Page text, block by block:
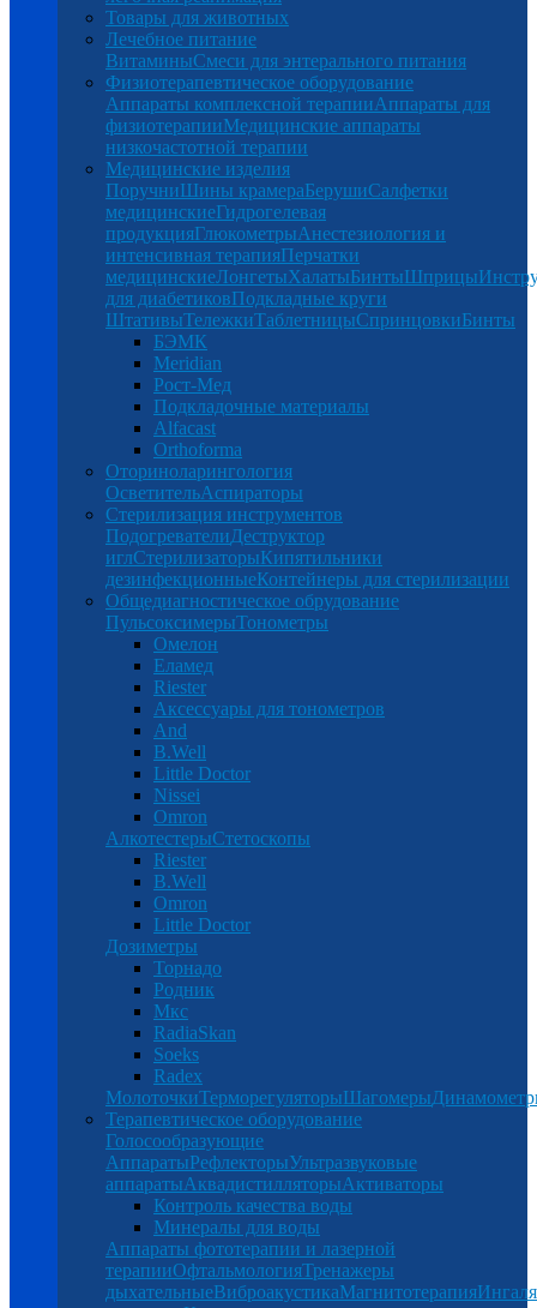
Товары для животных
Лечебное питание
ВитаминыСмеси для энтерального питания
Физиотерапевтическое оборудование
Аппараты комплексной терапииАппараты для
физиотерапииМедицинские аппараты
низкочастотной терапии
Медицинские изделия
ПоручниШины крамераБерушиСалфетки
медицинскиеГидрогелевая
продукцияГлюкометрыАнестезиология и
интенсивная терапияПерчатки
медицинскиеЛонгетыХалатыБинтыШприцы
для диабетиковПодкладные круги
ШтативыТележкиТаблетницыСпринцовкиБинты
БЭМК
Meridian
Рост-Мед
Подкладочные материалы
Alfacast
Orthoforma
Оториноларингология
ОсветительАспираторы
Стерилизация инструментов
ПодогревателиДеструктор
иглСтерилизаторыКипятильники
дезинфекционныеКонтейнеры для стерилизации
Общедиагностическое обрудование
ПульсоксимерыТонометры
Омелон
Еламед
Riester
Аксессуары для тонометров
And
B.Well
Little Doctor
Nissei
Omron
АлкотестерыСтетоскопы
Riester
B.Well
Omron
Little Doctor
Дозиметры
Торнадо
Родник
Мкс
RadiaSkan
Soeks
Radex
МолоточкиТерморегуляторыШагомеры
Терапевтическое оборудование
Голосообразующие
АппаратыРефлекторыУльтразвуковые
аппаратыАквадистилляторыАктиваторы
Контроль качества воды
Минералы для воды
Аппараты фототерапии и лазерной
терапииОфтальмологияТренажеры
дыхательныеВиброакустикаМагнитотерапия